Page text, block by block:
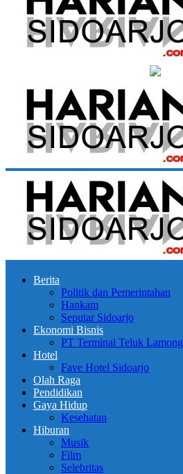
Berita
Politik dan Pemerintahan
Hankam
Seputar Sidoarjo
Ekonomi Bisnis
PT Terminal Teluk Lamong
Hotel
Fave Hotel Sidoarjo
Olah Raga
Pendidikan
Gaya Hidup
Kesehatan
Hiburan
Musik
Film
Selebritas